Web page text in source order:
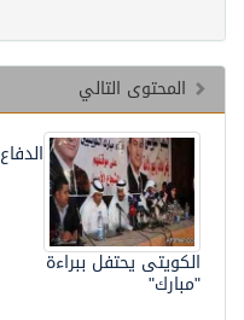
المحتوى التالي
الدفاع
الكويتى يحتفل ببراءة
"مبارك"